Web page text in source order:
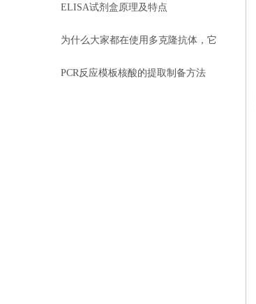
因分析
ELISA试剂盒原理及特点
为什么大家都在使用多克隆抗体，它
有什么优点？
PCR反应模板核酸的提取制备方法